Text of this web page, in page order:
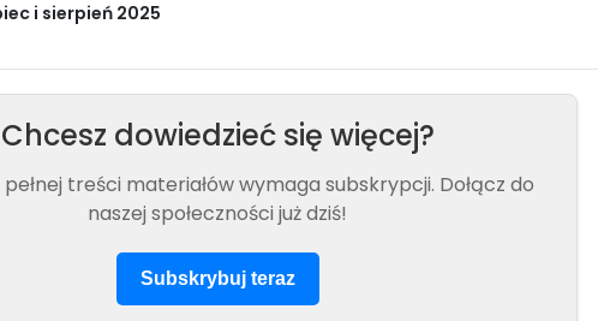
i sierpień 2025
Chcesz dowiedzieć się więcej?
treści materiałów wymaga subskrypcji. Dołącz do
naszej społeczności już dziś!
Subskrybuj teraz